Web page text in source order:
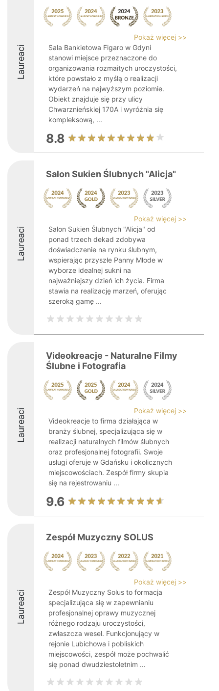
Laureaci
Pokaż więcej >>
Sala Bankietowa Figaro w Gdyni
stanowi miejsce przeznaczone do
organizowania rozmaitych uroczystości,
które powstało z myślą o realizacji
wydarzeń na najwyższym poziomie.
Obiekt znajduje się przy ulicy
Chwarznieńskiej 170A i wyróżnia się
kompleksową, ...
8.8
Laureaci
Salon Sukien Ślubnych "Alicja"
Pokaż więcej >>
Salon Sukien Ślubnych "Alicja" od
ponad trzech dekad zdobywa
doświadczenie na rynku ślubnym,
wspierając przyszłe Panny Młode w
wyborze idealnej sukni na
najważniejszy dzień ich życia. Firma
stawia na realizację marzeń, oferując
szeroką gamę ...
Laureaci
Videokreacje - Naturalne Filmy
Ślubne i Fotografia
Pokaż więcej >>
Videokreacje to firma działająca w
branży ślubnej, specjalizująca się w
realizacji naturalnych filmów ślubnych
oraz profesjonalnej fotografii. Swoje
usługi oferuje w Gdańsku i okolicznych
miejscowościach. Zespół firmy skupia
się na rejestrowaniu ...
9.6
Laureaci
Zespół Muzyczny SOLUS
Pokaż więcej >>
Zespół Muzyczny Solus to formacja
specjalizująca się w zapewnianiu
profesjonalnej oprawy muzycznej
różnego rodzaju uroczystości,
zwłaszcza wesel. Funkcjonujący w
rejonie Lubichowa i pobliskich
miejscowości, zespół może pochwalić
się ponad dwudziestoletnim ...